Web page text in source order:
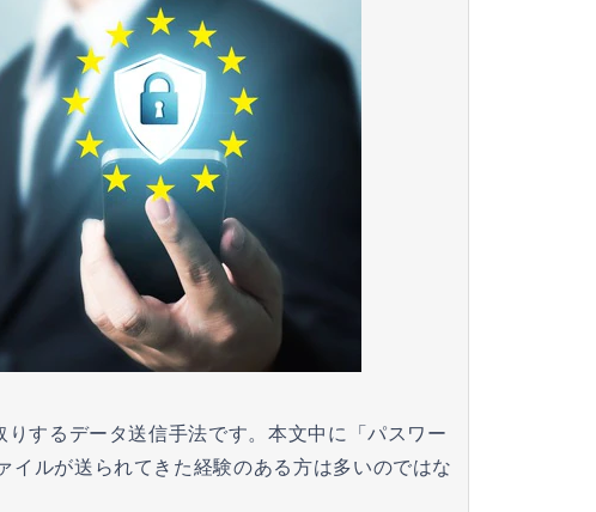
するデータ送信手法です。本文中に「パスワー
イルが送られてきた経験のある方は多いのではな